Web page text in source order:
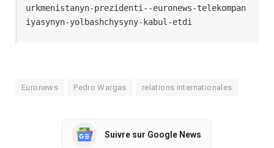
urkmenistanyn-prezidenti--euronews-telekompan
iyasynyn-yolbashchysyny-kabul-etdi
Euronews Pedro Wargas relations internationales
Suivre sur Google News